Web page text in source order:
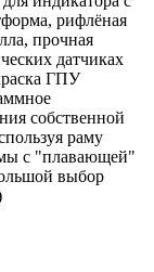
рифлёная
прочная
датчиках
ГПУ
собственной
раму
с "плавающей"
выбор